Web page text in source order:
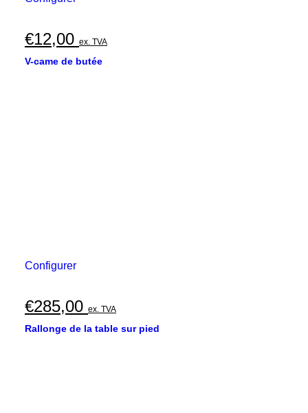
€12,00 ex. TVA
V-came de butée
Configurer
€285,00 ex. TVA
Rallonge de la table sur pied